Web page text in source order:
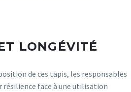
LONGÉVITÉ
de ces tapis, les responsables
résilience face à une utilisation